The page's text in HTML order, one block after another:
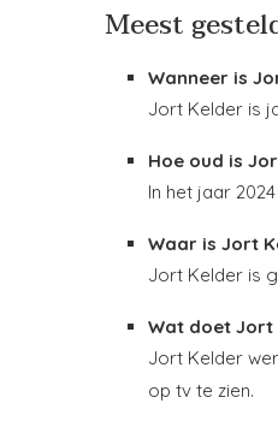
Meest
Wanneer is
Jort Kelder is
Hoe oud is
In het jaar
Waar is Jort
Jort Kelder is
Wat doet Jort
Jort Kelder
op tv te zien.